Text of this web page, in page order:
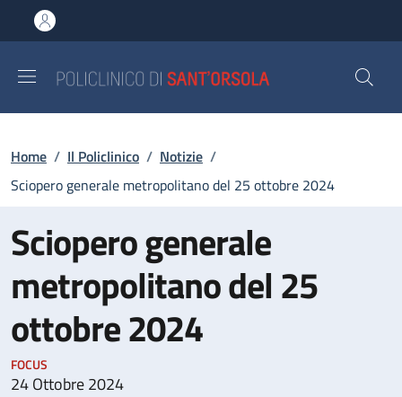
al contenuto principale
to footer content
Briciole di pane
Home / Il Policlinico / Notizie /
Sciopero generale metropolitano del 25 ottobre 2024
Sciopero generale
metropolitano del 25
ottobre 2024
FOCUS
24 Ottobre 2024